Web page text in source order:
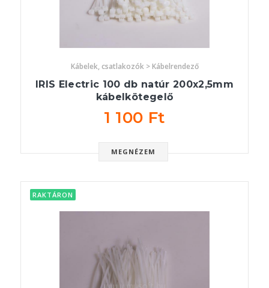
Kábelek, csatlakozók > Kábelrendező
IRIS Electric 100 db natúr 200x2,5mm
kábelkötegelő
1 100 Ft
MEGNÉZEM
RAKTÁRON